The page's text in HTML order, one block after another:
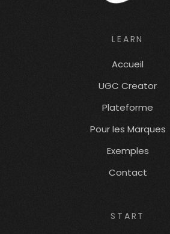
LEARN
Accueil
UGC Creator
Plateforme
Pour les Marques
Exemples
Contact
START